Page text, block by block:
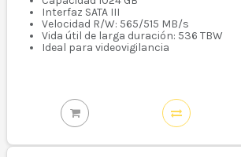
Interfaz SATA III
Velocidad R/W: 565/515 MB/s
Vida útil de larga duración: 536 TBW
Ideal para videovigilancia